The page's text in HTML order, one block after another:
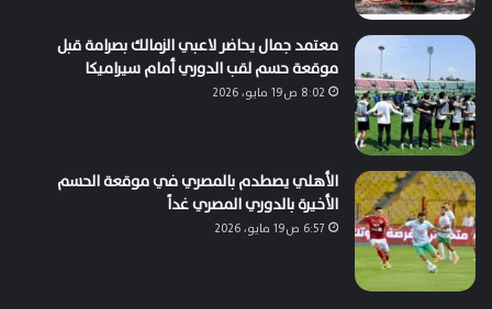
معتمد جمال يحاضر لاعبي الزمالك بصرامة قبل
موقعة حسم لقب الدوري أمام سيراميكا
8:02 ص19 مايو، 2026
الأهلي يصطدم بالمصري في موقعة الحسم
الأخيرة بالدوري المصري غداً
6:57 ص19 مايو، 2026